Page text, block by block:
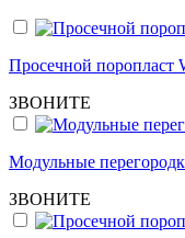
Просечной
ЗВОНИТЕ
Модульные
ЗВОНИТЕ